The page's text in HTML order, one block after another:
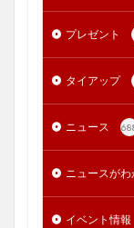
プレゼント
タイアップ
ニュース
ニュースが
イベント情報